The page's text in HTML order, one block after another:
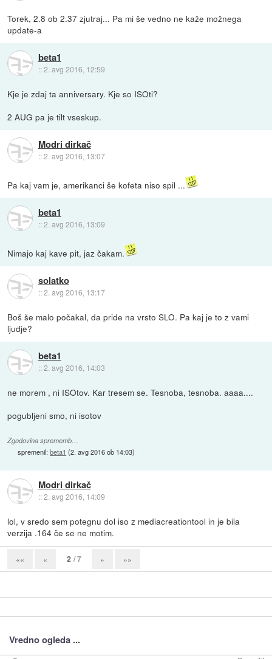
Torek, 2.8 ob 2.37 zjutraj... Pa mi še vedno ne kaže možnega
update-a
beta1
::2. avg 2016, 12:59
Kje je zdaj ta anniversary. Kje so ISOti?
2 AUG pa je tilt vseskup.
Modri dirkač
::2. avg 2016, 13:07
Pa kaj vam je, amerikanci še kofeta niso spil ...
beta1
::2. avg 2016, 13:09
Nimajo kaj kave pit, jaz čakam.
solatko
::2. avg 2016, 13:17
Boš še malo počakal, da pride na vrsto SLO. Pa kaj je to z vami
ljudje?
beta1
::2. avg 2016, 14:03
ne morem , ni ISOtov. Kar tresem se. Tesnoba, tesnoba. aaaa....
pogubljeni smo, ni isotov
Zgodovina sprememb…
spremenil:beta1 (2. avg 2016 ob 14:03)
Modri dirkač
::2. avg 2016, 14:09
lol, v sredo sem potegnu dol iso z mediacreationtool in je bila
verzija .164 če se ne motim.
«« « 2 / 7 » »»
Vredno ogleda ...